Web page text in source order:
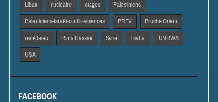
Liban nucleaire otages Palestiniens
Palestiniens-Israël-conflit-violences PREV Proche Orient
rené taieb Rima Hassan Syrie Tsahal UNRWA
USA
FACEBOOK